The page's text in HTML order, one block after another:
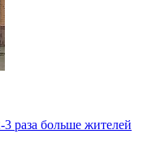
3 раза больше жителей